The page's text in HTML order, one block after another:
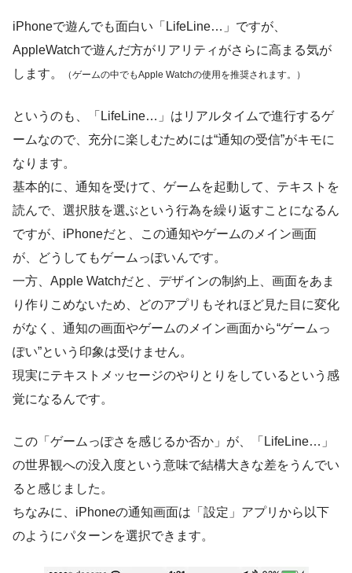
iPhoneで遊んでも面白い「LifeLine…」ですが、
AppleWatchで遊んだ方がリアリティがさらに高まる気が
します。
（ゲームの中でもApple Watchの使用を推奨されます。）
というのも、「LifeLine…」はリアルタイムで進行するゲ
ームなので、充分に楽しむためには“通知の受信”がキモに
なります。
基本的に、通知を受けて、ゲームを起動して、テキストを
読んで、選択肢を選ぶという行為を繰り返すことになるん
ですが、iPhoneだと、この通知やゲームのメイン画面
が、どうしてもゲームっぽいんです。
一方、Apple Watchだと、デザインの制約上、画面をあま
り作りこめないため、どのアプリもそれほど見た目に変化
がなく、通知の画面やゲームのメイン画面から“ゲームっ
ぽい”という印象は受けません。
現実にテキストメッセージのやりとりをしているという感
覚になるんです。
この「ゲームっぽさを感じるか否か」が、「LifeLine…」
の世界観への没入度という意味で結構大きな差をうんでい
ると感じました。
ちなみに、iPhoneの通知画面は「設定」アプリから以下
のようにパターンを選択できます。